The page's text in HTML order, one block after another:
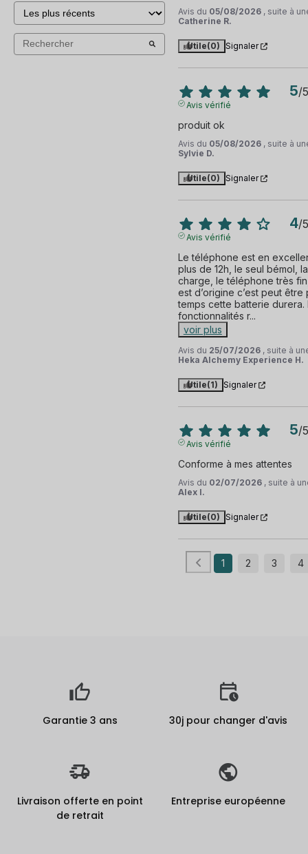
Avis du 05/08/2026 , suite à
Catherine R.
Utile(0) Signaler
5/5
Avis vérifié
produit ok
Avis du 05/08/2026 , suite à
Sylvie D.
Utile(0) Signaler
4/5
Avis vérifié
Le téléphone est en
plus de 12h, le seul bémol,
charge, le téléphone très
est d’origine c’est peut
temps cette batterie
fonctionnalités r...
voir plus
Avis du 25/07/2026 , suite à
Heka Alchemy Experience H.
Utile(1) Signaler
5/5
Avis vérifié
Conforme à mes attentes
Avis du 02/07/2026 , suite à
Alex I.
Utile(0) Signaler
1 2 3 4
Garantie 3 ans 30j pour changer d'avis
Livraison offerte en point
de retrait
Entreprise européenne